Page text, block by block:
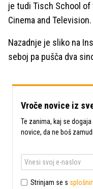
je tudi Tisch School
Cinema and Television.
Nazadnje je sliko na
seboj pa pušča dva
Vroče novice iz
Te zanima, kaj se
novice, da ne boš
Strinjam se s